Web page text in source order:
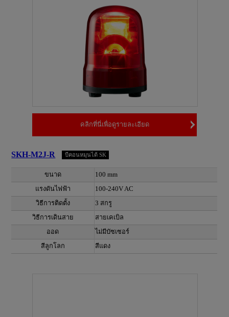
คลิกที่นี่เพื่อดูรายละเอียด
SKH-M2J-R บีคอนหมุนได้ SK
ขนาด
100 mm
แรงดันไฟฟ้า
100-240V AC
วิธีการติดตั้ง
3 สกรู
วิธีการเดินสาย
สายเคเบิล
ออด
ไม่มีบัซเซอร์
สีลูกโลก
สีแดง